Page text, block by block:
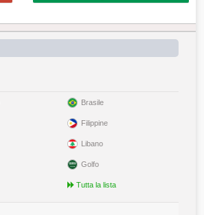
Brasile
Filippine
Libano
Golfo
Tutta la lista